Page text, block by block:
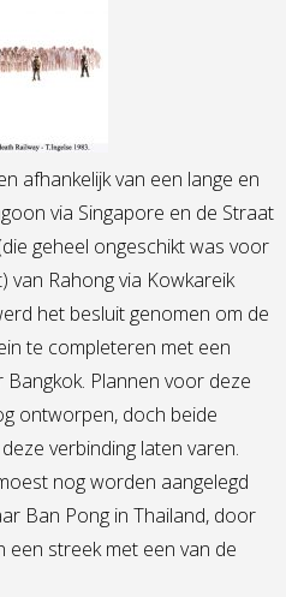
afhankelijk van een lange en
via Singapore en de Straat
geheel ongeschikt was voor
Rahong via Kowkareik
het besluit genomen om de
te completeren met een
Plannen voor deze
ontworpen, doch beide
verbinding laten varen.
nog worden aangelegd
Ban Pong in Thailand, door
streek met een van de